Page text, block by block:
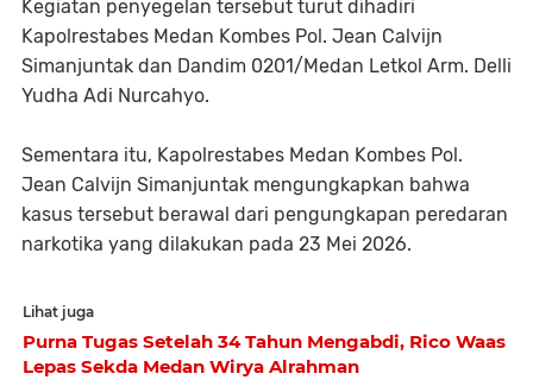
Kegiatan penyegelan tersebut turut dihadiri
Kapolrestabes Medan Kombes Pol. Jean Calvijn
Simanjuntak dan Dandim 0201/Medan Letkol Arm. Delli
Yudha Adi Nurcahyo.
Sementara itu, Kapolrestabes Medan Kombes Pol.
Jean Calvijn Simanjuntak mengungkapkan bahwa
kasus tersebut berawal dari pengungkapan peredaran
narkotika yang dilakukan pada 23 Mei 2026.
Lihat juga
Purna Tugas Setelah 34 Tahun Mengabdi, Rico Waas
Lepas Sekda Medan Wirya Alrahman